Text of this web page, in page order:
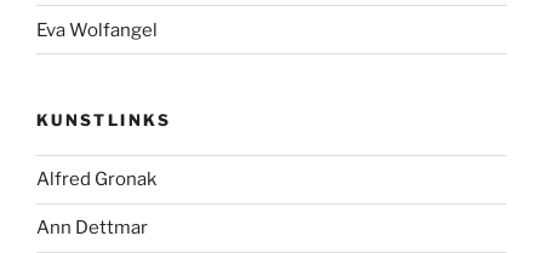
Eva Wolfangel
KUNSTLINKS
Alfred Gronak
Ann Dettmar